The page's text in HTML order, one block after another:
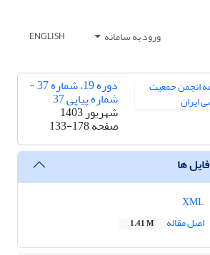
ورود به سامانه ENGLISH
دوره 19، شماره 37 -
شماره پیاپی 37
شهریور 1403
صفحه133-178
فایل ها
اصل مقاله
1.41 M